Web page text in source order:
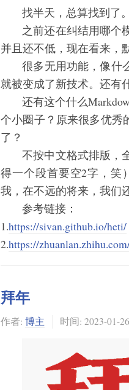
找半天，总算找到了。
之前还在纠结用哪个
并且还不低，现在看来，
很多无用功能，像什
就被变成了新技术。还有
还有这个什么
个小圈子？原来很多优秀
了？
不按中文格式排版，
得一个段首要空2字，笑
我，在不远的将来，我们
参考链接：
1.https://sivan.github.io/heti/
2.https://
拜年
作者: 博主 时间: 2023-01-26